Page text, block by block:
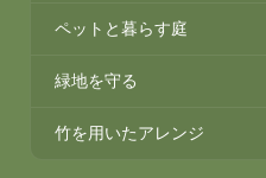
ペットと暮らす庭
緑地を守る
竹を用いたアレンジ